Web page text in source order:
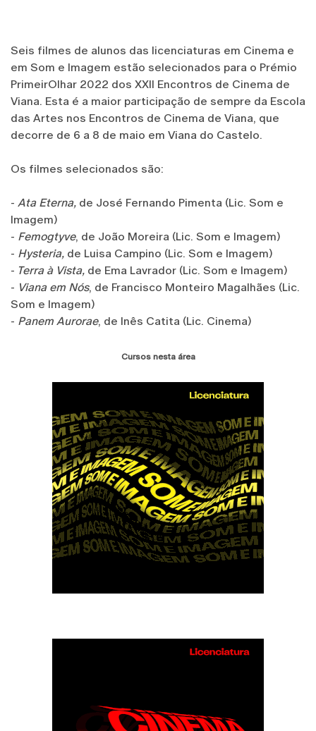
Seis filmes de alunos das licenciaturas em Cinema e
em Som e Imagem estão selecionados para o Prémio
PrimeirOlhar 2022 dos XXII Encontros de Cinema de
Viana. Esta é a maior participação de sempre da Escola
das Artes nos Encontros de Cinema de Viana, que
decorre de 6 a 8 de maio em Viana do Castelo.
Os filmes selecionados são:
- Ata Eterna, de José Fernando Pimenta (Lic. Som e
Imagem)
- Femogtyve, de João Moreira (Lic. Som e Imagem)
- Hysteria, de Luisa Campino (Lic. Som e Imagem)
- Terra à Vista, de Ema Lavrador (Lic. Som e Imagem)
- Viana em Nós, de Francisco Monteiro Magalhães (Lic.
Som e Imagem)
- Panem Aurorae, de Inês Catita (Lic. Cinema)
Cursos nesta área